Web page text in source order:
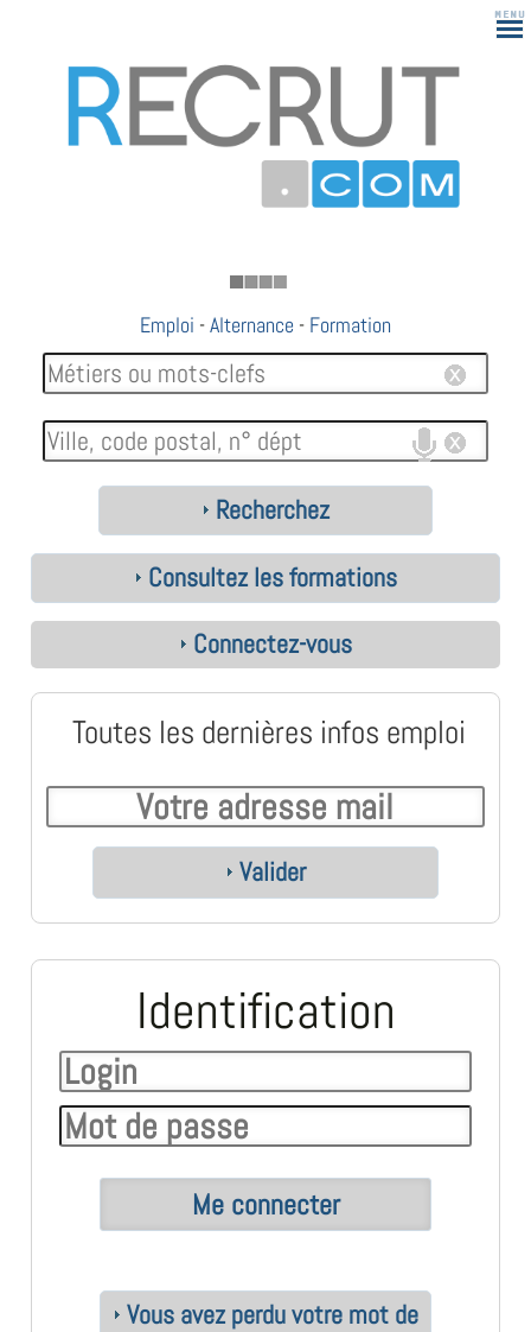
183
Emploi -Alternance - Formation
Recherchez
Consultez les formations
Connectez-vous
Toutes les dernières infos emploi
Valider
Identification
Vous avez perdu votre mot de